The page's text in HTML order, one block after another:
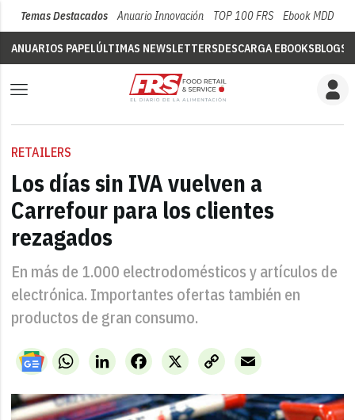
Temas Destacados Anuario Innovación TOP 100 FRS Ebook MDD
ANUARIOS PAPELÚLTIMAS NEWSLETTERSDESCARGA EBOOKSBLOGS
RETAILERS
Los días sin IVA vuelven a
Carrefour para los clientes
rezagados
En más de 1.000 electrodomésticos y artículos de
electrónica. Importantes ofertas también en
productos de gran consumo.
WhatsAppLinkedIn X
Facebook
Copy
Link
Email